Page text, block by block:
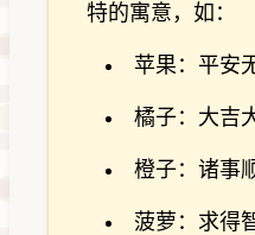
特的寓意，如：
苹果：平安
橘子：大吉
橙子：诸事
菠萝：求得